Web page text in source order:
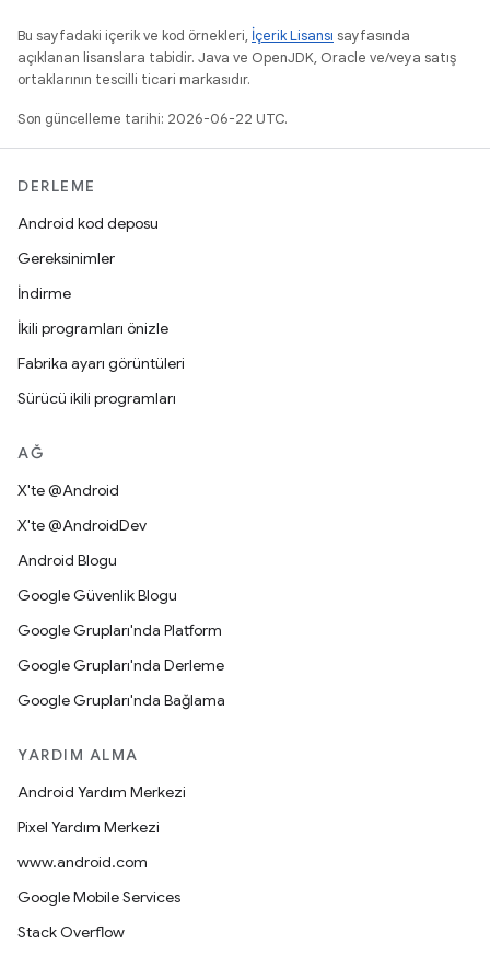
Bu sayfadaki içerik ve kod örnekleri, İçerik Lisansı sayfasında
açıklanan lisanslara tabidir. Java ve OpenJDK, Oracle ve/veya satış
ortaklarının tescilli ticari markasıdır.
Son güncelleme tarihi: 2026-06-22 UTC.
DERLEME
Android kod deposu
Gereksinimler
İndirme
İkili programları önizle
Fabrika ayarı görüntüleri
Sürücü ikili programları
AĞ
X'te @Android
X'te @AndroidDev
Android Blogu
Google Güvenlik Blogu
Google Grupları'nda Platform
Google Grupları'nda Derleme
Google Grupları'nda Bağlama
YARDIM ALMA
Android Yardım Merkezi
Pixel Yardım Merkezi
www.android.com
Google Mobile Services
Stack Overflow